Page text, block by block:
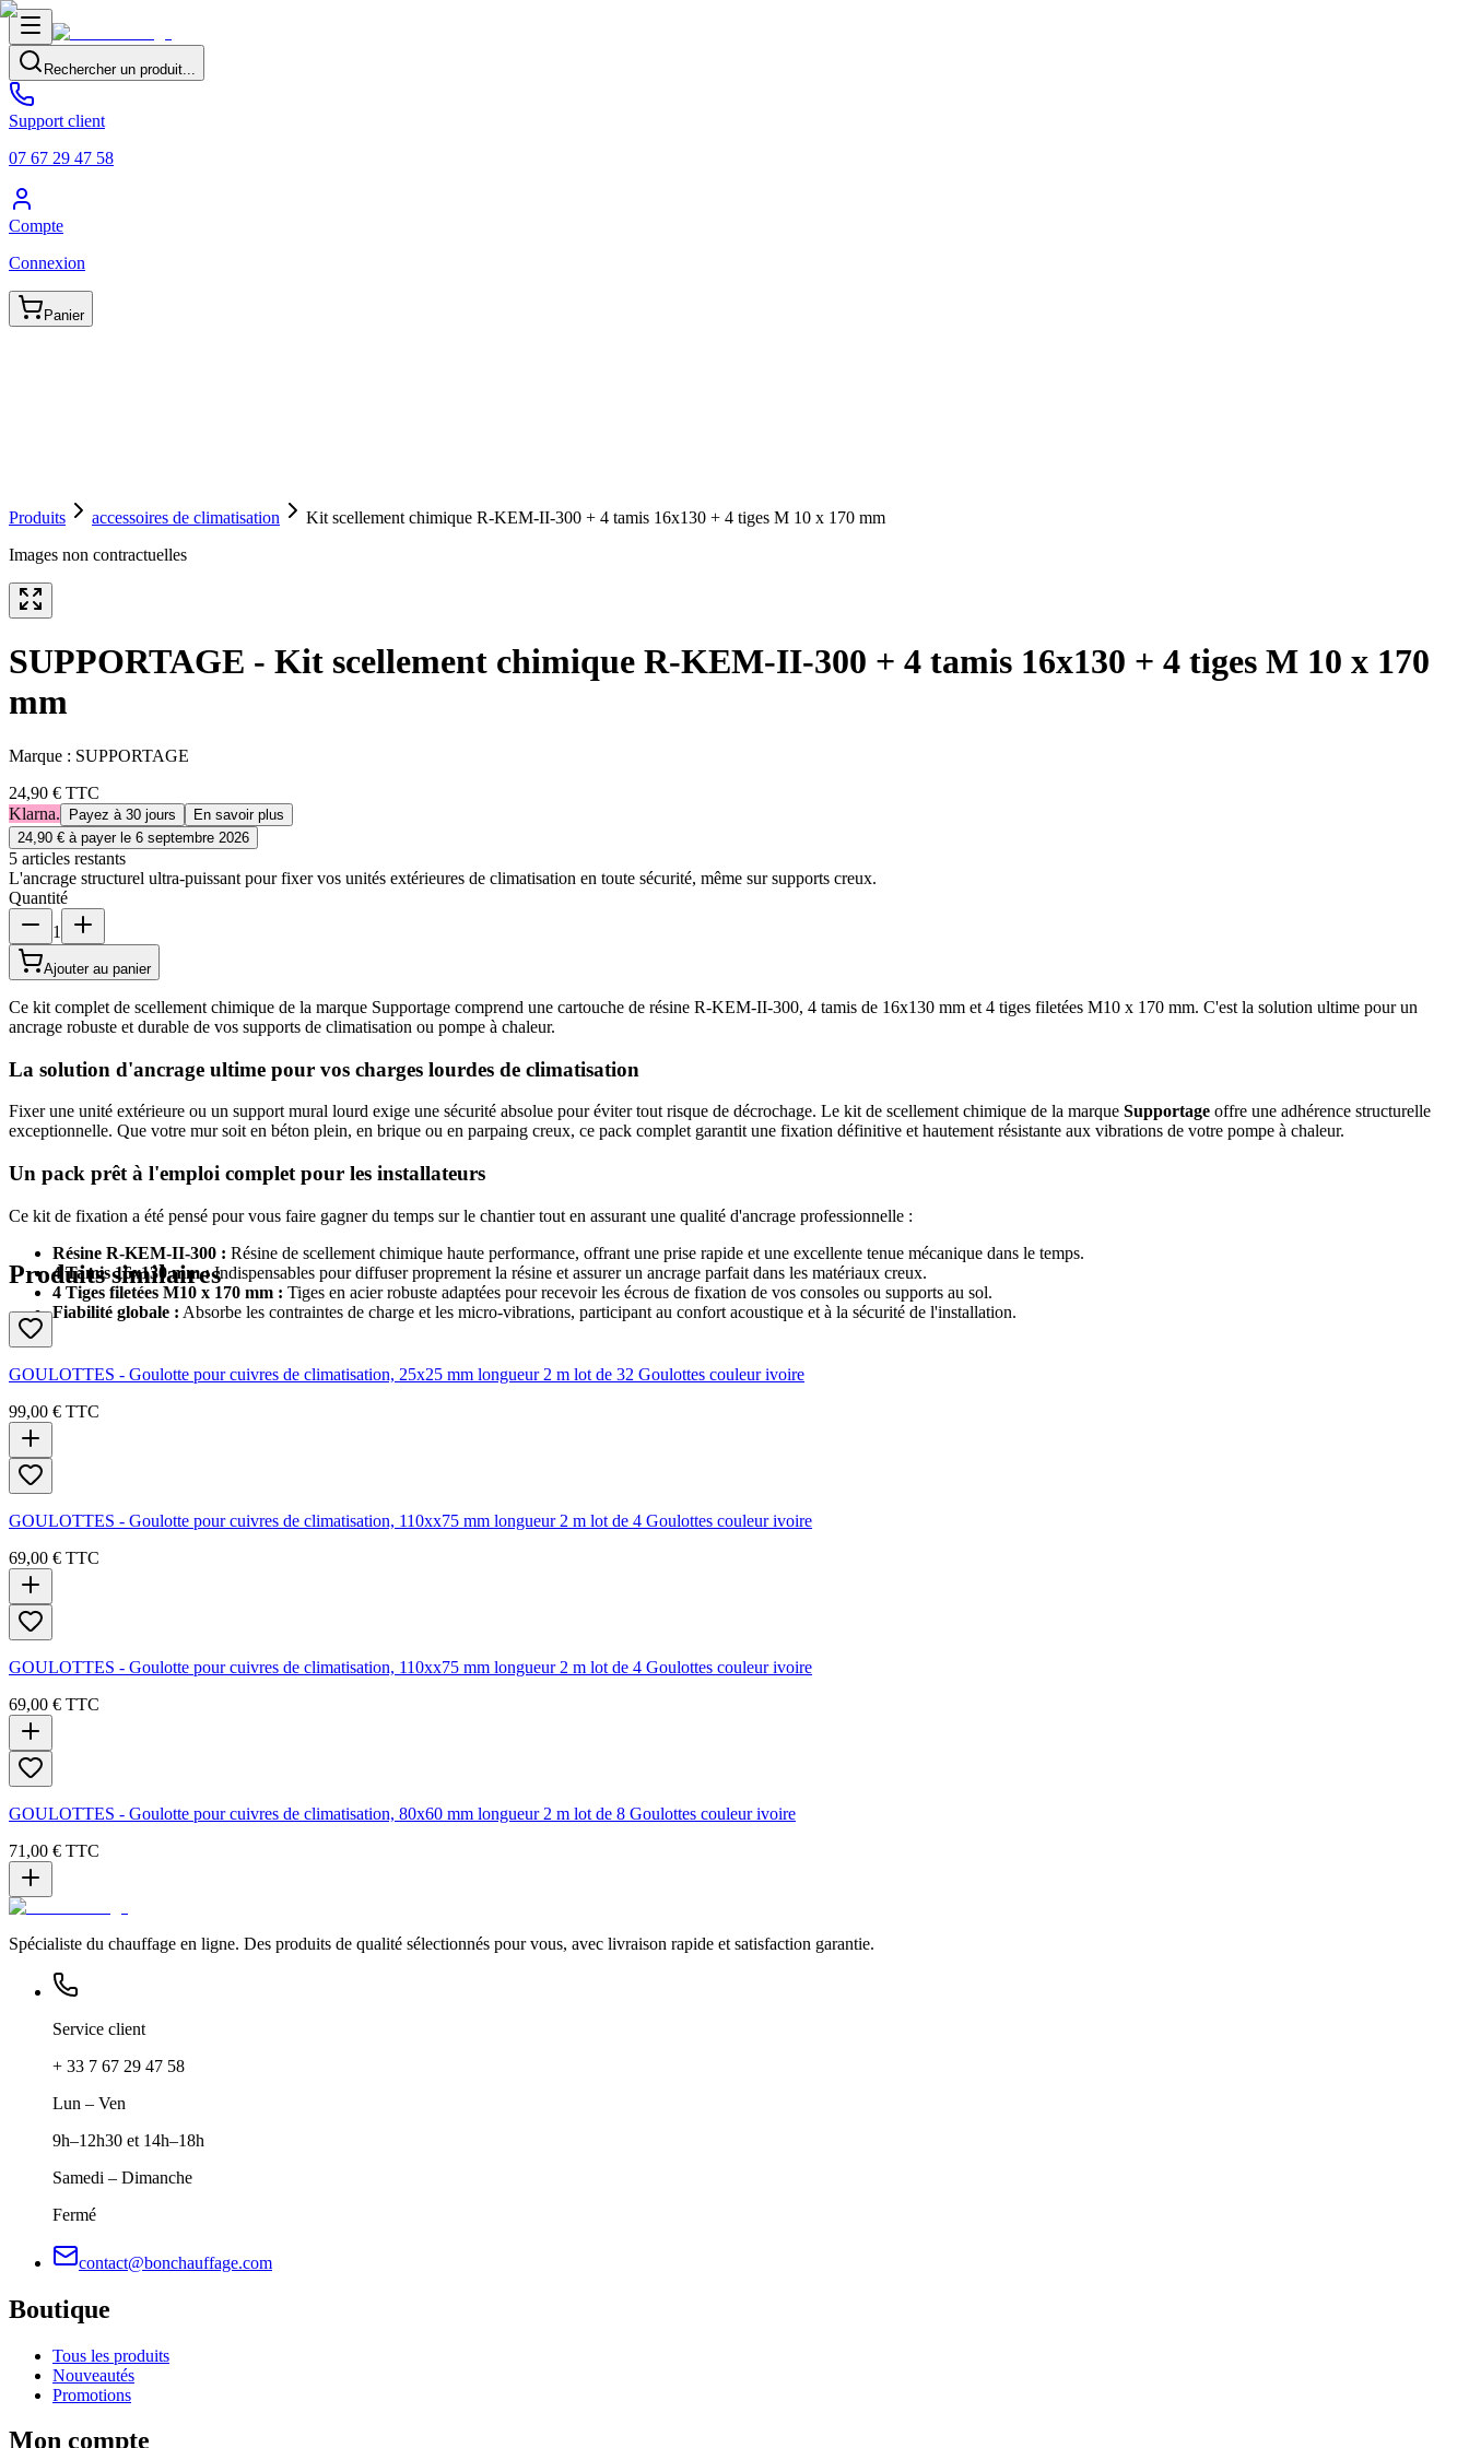
Rechercher un produit...
Support client
07 67 29 47 58
Compte
Connexion
Panier
Produits accessoires de climatisation
Kit scellement chimique R-KEM-II-300 + 4 tamis 16x130 + 4 tiges M 10 x 170 mm
Images non contractuelles
SUPPORTAGE - Kit scellement chimique R-KEM-II-300 + 4 tamis 16x130 + 4 tiges M 10 x 170
mm
Marque : SUPPORTAGE
24,90 € TTC
Klarna.
Payez à 30 jours
En savoir plus
24,90 € à payer le 6 septembre 2026
5 articles restants
L'ancrage structurel ultra-puissant pour fixer vos unités extérieures de climatisation en toute sécurité, même sur supports creux.
Quantité
1
Ajouter au panier
Ce kit complet de scellement chimique de la marque Supportage comprend une cartouche de résine R-KEM-II-300, 4 tamis de 16x130 mm et 4 tiges filetées M10 x 170 mm. C'est la solution ultime pour un
ancrage robuste et durable de vos supports de climatisation ou pompe à chaleur.
La solution d'ancrage ultime pour vos charges lourdes de climatisation
Fixer une unité extérieure ou un support mural lourd exige une sécurité absolue pour éviter tout risque de décrochage. Le kit de scellement chimique de la marque Supportage offre une adhérence structurelle
exceptionnelle. Que votre mur soit en béton plein, en brique ou en parpaing creux, ce pack complet garantit une fixation définitive et hautement résistante aux vibrations de votre pompe à chaleur.
Un pack prêt à l'emploi complet pour les installateurs
Ce kit de fixation a été pensé pour vous faire gagner du temps sur le chantier tout en assurant une qualité d'ancrage professionnelle :
Résine R-KEM-II-300 : Résine de scellement chimique haute performance, offrant une prise rapide et une excellente tenue mécanique dans le temps.
4 Tamis 16x130 mm :Indispensables pour diffuser proprement la résine et assurer un ancrage parfait dans les matériaux creux.
4 Tiges filetées M10 x 170 mm : Tiges en acier robuste adaptées pour recevoir les écrous de fixation de vos consoles ou supports au sol.
Fiabilité globale : Absorbe les contraintes de charge et les micro-vibrations, participant au confort acoustique et à la sécurité de l'installation.
Produits similaires
GOULOTTES - Goulotte pour cuivres de climatisation, 25x25 mm longueur 2 m lot de 32 Goulottes couleur ivoire
99,00 € TTC
GOULOTTES - Goulotte pour cuivres de climatisation, 110xx75 mm longueur 2 m lot de 4 Goulottes couleur ivoire
69,00 € TTC
GOULOTTES - Goulotte pour cuivres de climatisation, 110xx75 mm longueur 2 m lot de 4 Goulottes couleur ivoire
69,00 € TTC
GOULOTTES - Goulotte pour cuivres de climatisation, 80x60 mm longueur 2 m lot de 8 Goulottes couleur ivoire
71,00 € TTC
Spécialiste du chauffage en ligne. Des produits de qualité sélectionnés pour vous, avec livraison rapide et satisfaction garantie.
Service client
+ 33 7 67 29 47 58
Lun – Ven
9h–12h30 et 14h–18h
Samedi – Dimanche
Fermé
contact@bonchauffage.com
Boutique
Tous les produits
Nouveautés
Promotions
Mon compte